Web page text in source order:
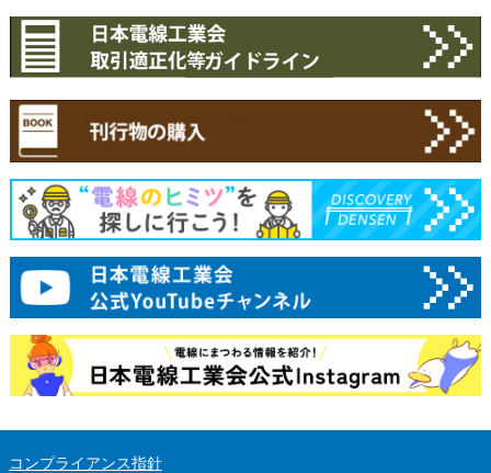
コンプライアンス指針